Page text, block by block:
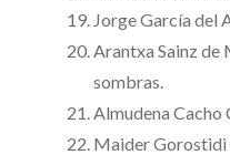
Jorge García del
Arantxa Sainz de
sombras.
Almudena Cacho
Maider Gorostidi